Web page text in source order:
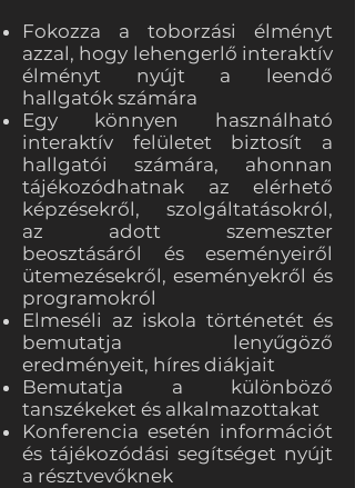
Fokozza a toborzási élményt
azzal, hogy lehengerlő interaktív
élményt nyújt a leendő
hallgatók számára
Egy könnyen használható
interaktív felületet biztosít a
hallgatói számára, ahonnan
tájékozódhatnak az elérhető
képzésekről, szolgáltatásokról,
az adott szemeszter
beosztásáról és eseményeiről
ütemezésekről, eseményekről és
programokról
Elmeséli az iskola történetét és
bemutatja lenyűgöző
eredményeit, híres diákjait
Bemutatja a különböző
tanszékeket és alkalmazottakat
Konferencia esetén információt
és tájékozódási segítséget nyújt
a résztvevőknek